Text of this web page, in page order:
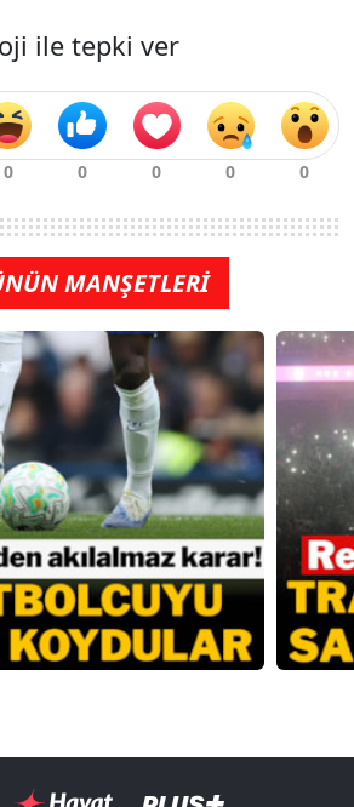
ile tepki ver
MANŞETLERİ